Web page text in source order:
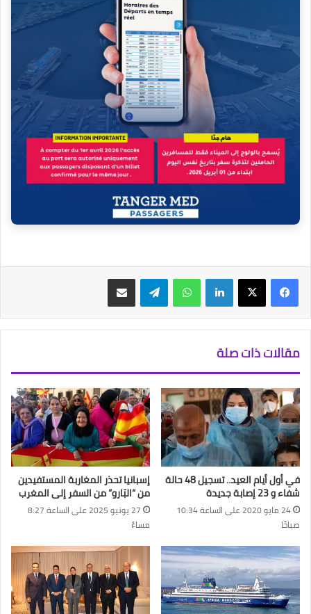
فيسبوك‫X لينكدإن واتساب تيلقرام مشاركة عبر البريد
مقالات ذات صلة
في أول أيام العيد.. تسجيل 48 حالة
شفاء و 23 إصابة جديدة
24 مايو 2020 على الساعة 10:34
صباحًا
إسبانيا تحذر المغاربة المستفيدين
من “البَارو” من السفر إلى المغرب
27 يونيو 2025 على الساعة 8:27
مساءً